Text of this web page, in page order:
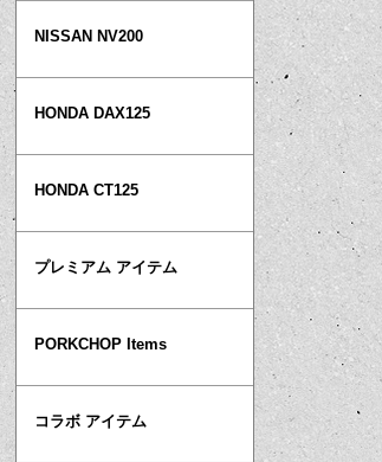
NISSAN NV200
HONDA DAX125
HONDA CT125
プレミアム アイテム
PORKCHOP Items
コラボ アイテム